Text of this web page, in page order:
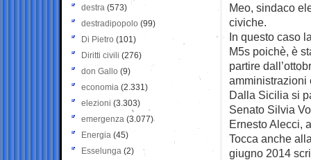
Meo, sindaco
civiche.
In questo caso
M5s poichè, è
partire
amministrazioni
Dalla Sicilia si
Senato Silvia
Ernesto Alecci,
Tocca anche
giugno 2014
destra (573)
destradipopolo (99)
Di Pietro (101)
Diritti civili (276)
don Gallo (9)
economia (2.331)
elezioni (3.303)
emergenza (3.077)
Energia (45)
Esselunga (2)